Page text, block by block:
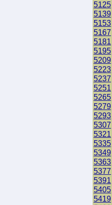
5125
5139
5153
5167
5181
5195
5209
5223
5237
5251
5265
5279
5293
5307
5321
5335
5349
5363
5377
5391
5405
5419